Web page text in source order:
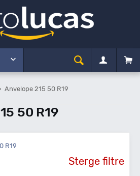
Anvelope 215 50 R19
50 R19
R19
Sterge filtre